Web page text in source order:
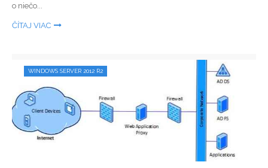
o niečo...
ČÍTAJ VIAC
WINDOWS SERVER 2012 R2